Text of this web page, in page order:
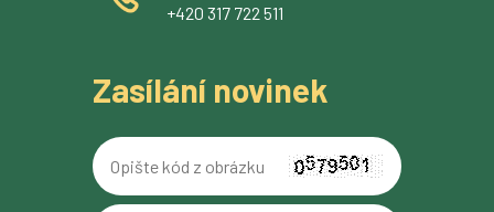
+420 317 722 511
Zasílání novinek
Opište
kód